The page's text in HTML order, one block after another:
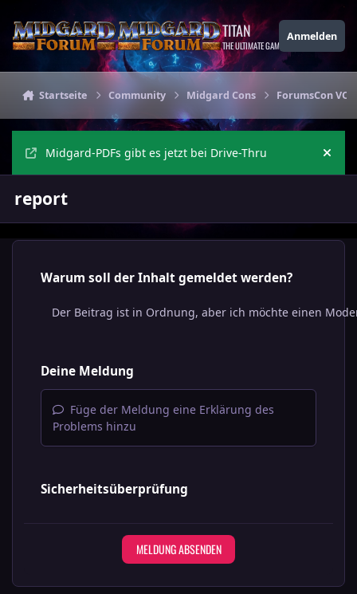
TITAN
THE ULTIMATE GAMING THEME
Anmelden
Startseite Community Midgard Cons ForumsCon
Midgard-PDFs gibt es jetzt bei Drive-Thru
report
Warum soll der Inhalt gemeldet werden?
Deine Meldung
Füge der Meldung eine Erklärung des
Problems hinzu
Sicherheitsüberprüfung
MELDUNG ABSENDEN